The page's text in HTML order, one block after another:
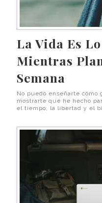
La Vida Es
Mientras
Semana
No puedo enseñarte cómo
mostrarte qué he hecho
el tiempo, la libertad y el